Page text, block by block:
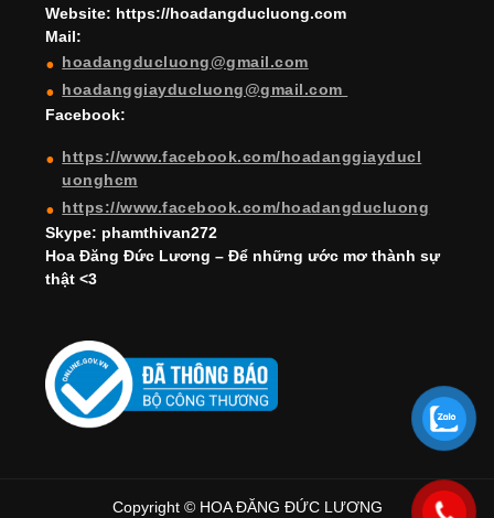
Website: https://hoadangducluong.com
Mail:
hoadangducluong@gmail.com
hoadanggiayducluong@gmail.com
Facebook:
https://www.facebook.com/hoadanggiayducl
uonghcm
https://www.facebook.com/hoadangducluong
Skype: phamthivan272
Hoa Đăng Đức Lương – Để những ước mơ thành sự
thật <3
Copyright © HOA ĐĂNG ĐỨC LƯƠNG